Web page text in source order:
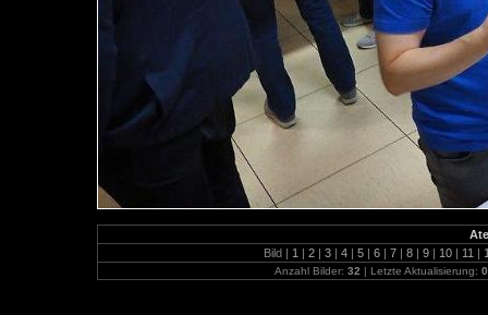
Bild | 1 | 2 | 3 | 4 | 5 | 6 | 7 | 8 | 9 | 10 | 11 |
Anzahl Bilder: 32 | Letzte Aktualisierung: